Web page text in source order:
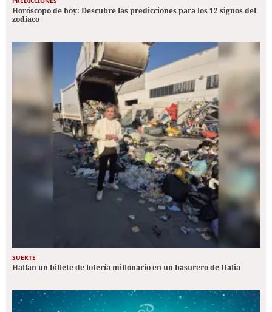
Horóscopo de hoy: Descubre las predicciones para los 12 signos del
zodiaco
SUERTE
Hallan un billete de lotería millonario en un basurero de Italia